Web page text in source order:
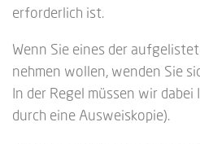
erforderlich ist.
Wenn Sie eines der
nehmen wollen, wenden Sie
In der Regel müssen wir
durch eine Ausweiskopie).